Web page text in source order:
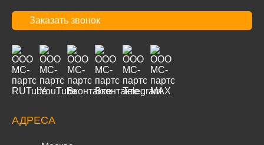
Заказать звонок
АДРЕСА